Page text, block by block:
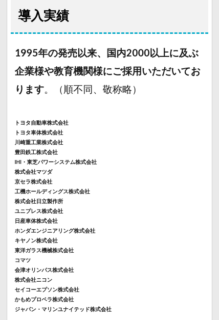
導入実績
1995年の発売以来、国内2000以上に及ぶ
企業様や教育機関様にご採用いただいてお
ります。（順不同、敬称略）
トヨタ自動車株式会社
トヨタ車体株式会社
川崎重工業株式会社
豊田鉄工株式会社
IHI・東芝パワーシステム株式会社
株式会社マツダ
京セラ株式会社
工機ホールディングス株式会社
株式会社日立製作所
ユニプレス株式会社
日産車体株式会社
ホンダエンジニアリング株式会社
キヤノン株式会社
東洋ガラス機械株式会社
コマツ
会津オリンパス株式会社
株式会社ニコン
セイコーエプソン株式会社
かもめプロペラ株式会社
ジャパン・マリンユナイテッド株式会社